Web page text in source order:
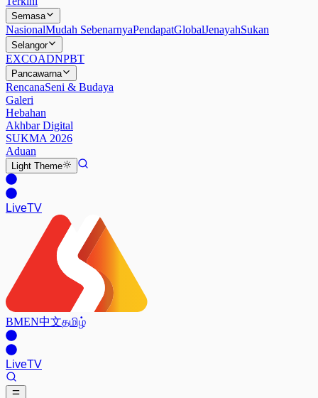
Semasa
NasionalMudah SebenarnyaPendapatGlobalJenayahSukan
Selangor
EXCOADNPBT
Pancawarna
RencanaSeni & Budaya
Galeri
Hebahan
Akhbar Digital
SUKMA 2026
Aduan
Light Theme
LiveTV
BMEN中文தமிழ்
LiveTV